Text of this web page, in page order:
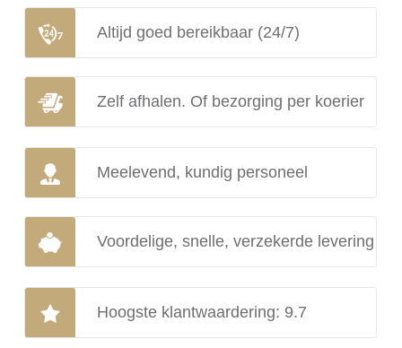
Altijd goed bereikbaar (24/7)
Zelf afhalen. Of bezorging per koerier
Meelevend, kundig personeel
Voordelige, snelle, verzekerde levering
Hoogste klantwaardering: 9.7